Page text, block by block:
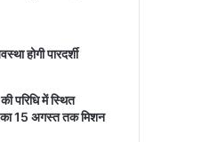
होगी पारदर्शी
परिधि में स्थित
का 15 अगस्त तक मिशन